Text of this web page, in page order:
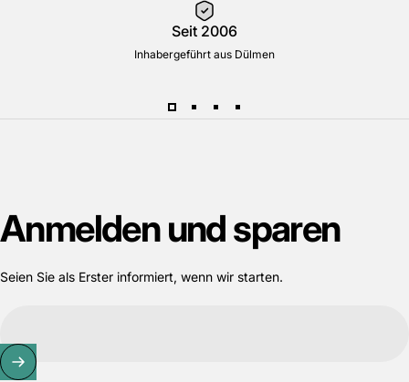
Seit 2006
Inhabergeführt aus Dülmen
Anmeldenundsparen
Seien Sie als Erster informiert, wenn wir starten.